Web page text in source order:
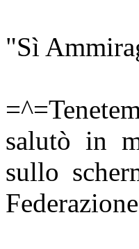
"Sì
salutò in
sullo